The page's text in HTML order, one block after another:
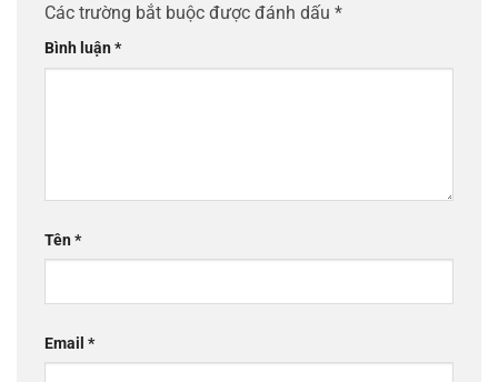
Các trường bắt buộc được đánh dấu *
Bình luận*
Tên*
Email *